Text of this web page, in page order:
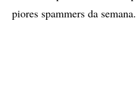
piores spammers da semana.